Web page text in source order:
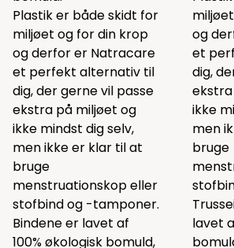
Plastik er både skidt for
miljøet og for din krop
og derfor er Natracare
et perfekt alternativ til
dig, der gerne vil passe
ekstra på miljøet og
ikke mindst dig selv,
men ikke er klar til at
bruge
menstruationskop eller
stofbind og -tamponer.
Bindene er lavet af
100% økologisk bomuld,
og
et
dig,
ikke
men
bruge
lavet